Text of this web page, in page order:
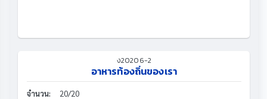
ง20206-2
อาหารท้องถิ่นของเรา
จำนวน:
20/20